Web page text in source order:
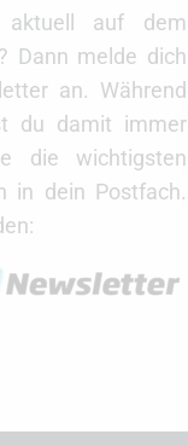
auf dem
Dann melde dich
an. Während
du damit immer
die wichtigsten
in dein Postfach.